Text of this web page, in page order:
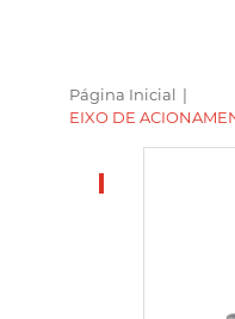
Página Inicial |
EIXO DE